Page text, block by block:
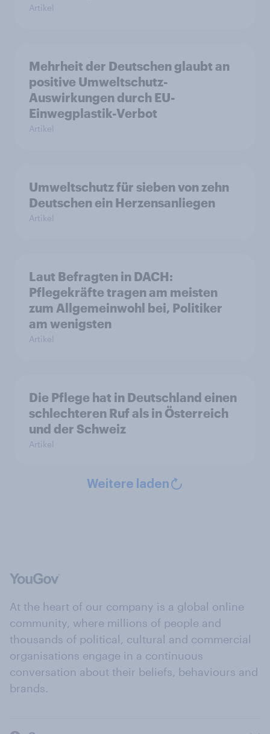
Artikel
Mehrheit der Deutschen glaubt an
positive Umweltschutz-
Auswirkungen durch EU-
Einwegplastik-Verbot
Artikel
Umweltschutz für sieben von zehn
Deutschen ein Herzensanliegen
Artikel
Laut Befragten in DACH:
Pflegekräfte tragen am meisten
zum Allgemeinwohl bei, Politiker
am wenigsten
Artikel
Die Pflege hat in Deutschland einen
schlechteren Ruf als in Österreich
und der Schweiz
Artikel
Weitere laden
At the heart of our company is a global online
community, where millions of people and
thousands of political, cultural and commercial
organisations engage in a continuous
conversation about their beliefs, behaviours and
brands.